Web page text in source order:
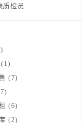
质检员
(1)
(7)
(6)
(2)